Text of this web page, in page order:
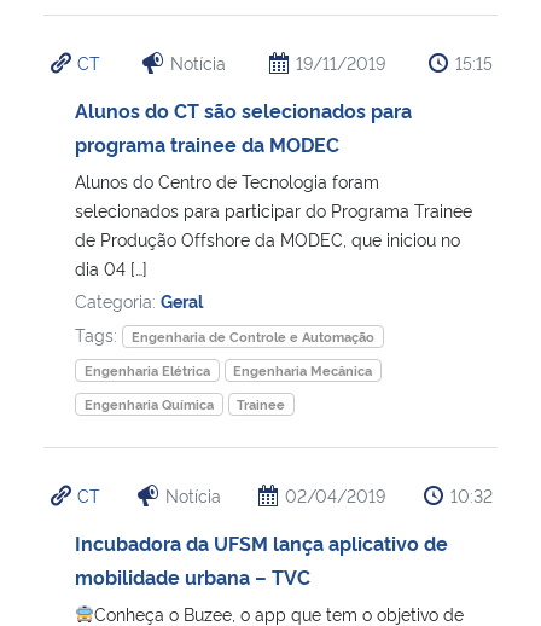
CT Notícia 19/11/2019 15:15
Alunos do CT são selecionados para
programa trainee da MODEC
Alunos do Centro de Tecnologia foram
selecionados para participar do Programa Trainee
de Produção Offshore da MODEC, que iniciou no
dia 04 […]
Categoria: Geral
Tags:
Engenharia de Controle e Automação
Engenharia Elétrica
Engenharia Mecânica
Engenharia Química
Trainee
CT Notícia 02/04/2019 10:32
Incubadora da UFSM lança aplicativo de
mobilidade urbana – TVC
Conheça o Buzee, o app que tem o objetivo de